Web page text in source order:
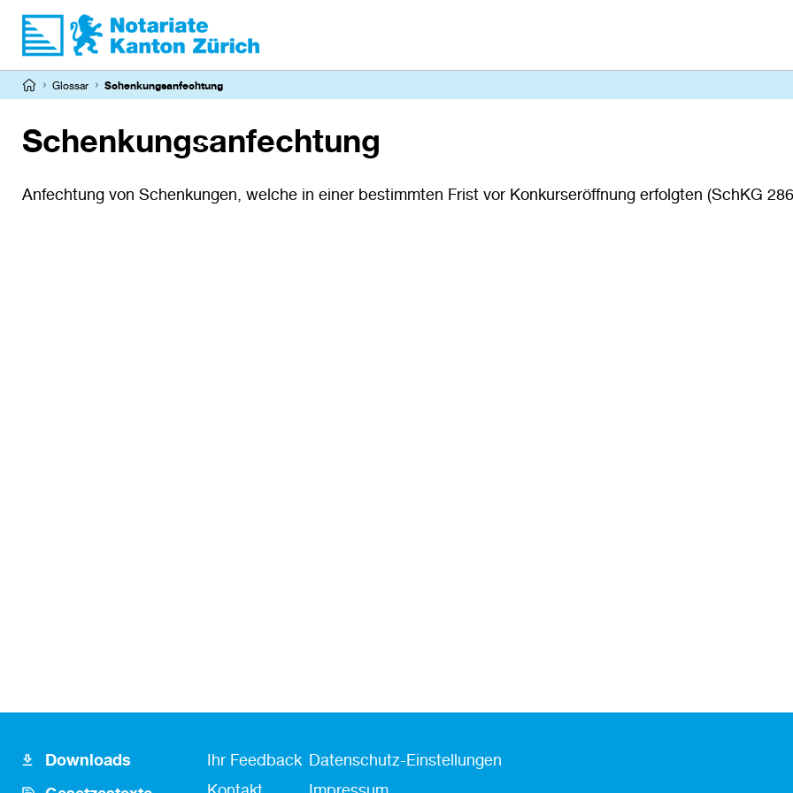
Direkt
zum
Inhalt
Pfadnavigation
Glossar Schenkungsanfechtung
Schenkungsanfechtung
Anfechtung von Schenkungen, welche in einer bestimmten Frist vor Konkurseröffnung erfolgten (SchKG
Footer
Icon
Downloads
Fusszeile
Kontakt
Ihr Feedback Fußzeile
Datenschutz-Einstellungen